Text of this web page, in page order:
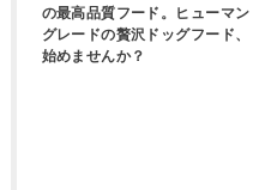
の最高品質フード。ヒューマン
グレードの贅沢ドッグフード、
始めませんか？